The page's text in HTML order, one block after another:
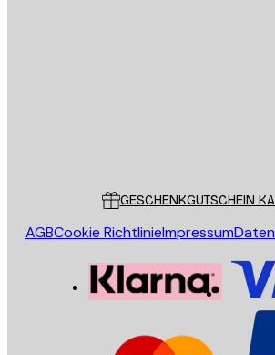
GESCHENKGUTSCHEIN
AGBCookie RichtlinieImpressum